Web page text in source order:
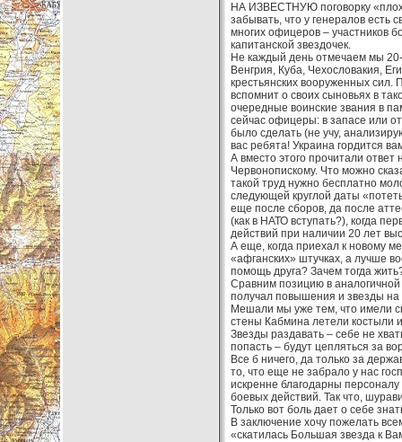
НА ИЗВЕСТНУЮ поговорку «плох
забывать, что у генералов есть
многих офицеров – участников
капитанской звездочек.
Не каждый день отмечаем мы
Венгрия, Куба, Чехословакия,
крестьянских вооруженных сил.
вспомнит о своих сыновьях в
очередные воинские звания в
сейчас офицеры: в запасе или
было сделать (не учу,
вас ребята! Украина гордится
А вместо этого прочитали
Червонопискому. Что можно
такой труд нужно бесплатно
следующей круглой даты
еще после сборов, да после
(как в НАТО вступать?), когда
действий при наличии 20 лет
А еще, когда приехал к новому
«афганских» штучках, а лучше
помощь друга? Зачем тогда
Сравним позицию в
получал повышения и звезды
Мешали мы уже тем, что имели
стены Кабмина летели костыли
Звезды раздавать – себе не
попасть – будут цепляться за
Все б ничего, да только за
то, что еще не забрало у нас
искренне благодарны
боевых действий. Так что,
Только вот боль дает о себе
В заключение хочу пожелать
«скатилась Большая звезда к